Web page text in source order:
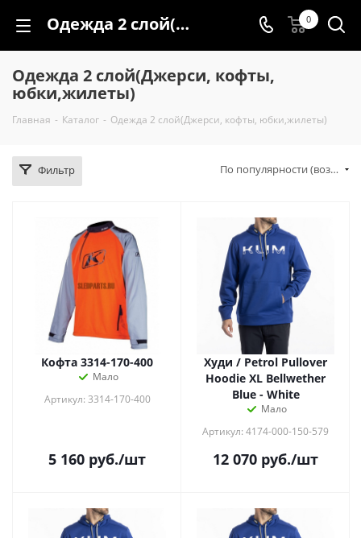
Одежда 2 слой(Джерси, кофты, юбки,жилеты) 0
Одежда 2 слой(Джерси, кофты,
юбки,жилеты)
Главная - Каталог - Одежда 2 слой(Джерси, кофты, юбки,жилеты)
Фильтр По популярности (возрастание)
Кофта 3314-170-400
Мало
Артикул: 3314-170-400
5 160 руб./шт
Худи / Petrol Pullover
Hoodie XL Bellwether
Blue - White
Мало
Артикул: 4174-000-150-579
12 070 руб./шт